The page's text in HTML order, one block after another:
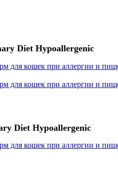
Diet Hypoallergenic
для кошек при аллергии и
для кошек при аллергии и
Diet Hypoallergenic
для кошек при аллергии и